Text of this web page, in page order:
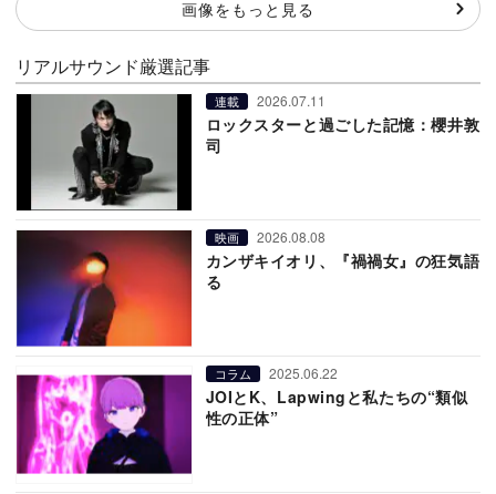
画像をもっと見る
リアルサウンド厳選記事
連載 2026.07.11
ロックスターと過ごした記憶：櫻井敦
司
映画 2026.08.08
カンザキイオリ、『禍禍女』の狂気語
る
コラム 2025.06.22
JOIとK、Lapwingと私たちの“類似
性の正体”